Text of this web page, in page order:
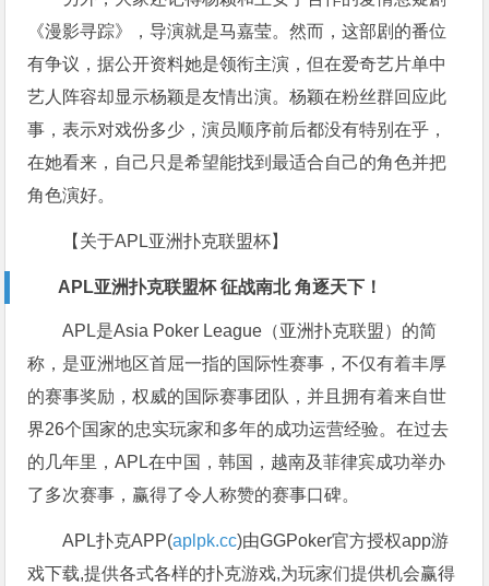
《漫影寻踪》，导演就是马嘉莹。然而，这部剧的番位
有争议，据公开资料她是领衔主演，但在爱奇艺片单中
艺人阵容却显示杨颖是友情出演。杨颖在粉丝群回应此
事，表示对戏份多少，演员顺序前后都没有特别在乎，
在她看来，自己只是希望能找到最适合自己的角色并把
角色演好。
【关于APL亚洲扑克联盟杯】
APL亚洲扑克联盟杯 征战南北 角逐天下！
APL是Asia Poker League（亚洲扑克联盟）的简
称，是亚洲地区首屈一指的国际性赛事，不仅有着丰厚
的赛事奖励，权威的国际赛事团队，并且拥有着来自世
界26个国家的忠实玩家和多年的成功运营经验。在过去
的几年里，APL在中国，韩国，越南及菲律宾成功举办
了多次赛事，赢得了令人称赞的赛事口碑。
APL扑克APP(aplpk.cc)由GGPoker官方授权app游
戏下载,提供各式各样的扑克游戏,为玩家们提供机会赢得